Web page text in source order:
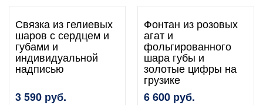
Связка из гелиевых
шаров с сердцем и
губами и
индивидуальной
надписью
3 590 руб.
Фонтан из розовых
агат и
фольгированного
шара губы и
золотые цифры на
грузике
6 600 руб.